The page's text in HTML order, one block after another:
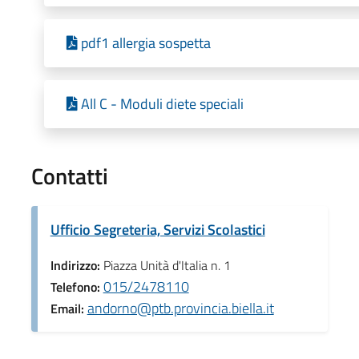
pdf1 allergia sospetta
All C - Moduli diete speciali
Contatti
Ufficio Segreteria, Servizi Scolastici
Indirizzo: Piazza Unità d'Italia n. 1
Telefono: 015/2478110
Email: andorno@ptb.provincia.biella.it